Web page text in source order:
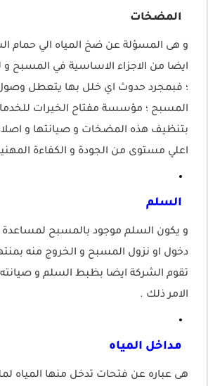
المضخات
و هى المسؤلة عن ضخ المياه الي حمام
ايضا من الاجزاء الاساسية في المسبح
؛ فبمجرد حدوث اي خلل بها يتعطل وصول
المسبح ؛ مؤسسة مفتاح الخيرات
بتنظيف هذه المضخات و صيانتها و
اعلي مستوى من الجودة و الكفاءة
السلم
و يكون السلم موجود بالمسبح
دخول او نزول المسبح و الخروج منه
تقوم الشركة ايضا بظبط السلم و صيانته
الامر ذلك .
مداخل المياه
هى عباره عن فتحات تدخل منها المياه